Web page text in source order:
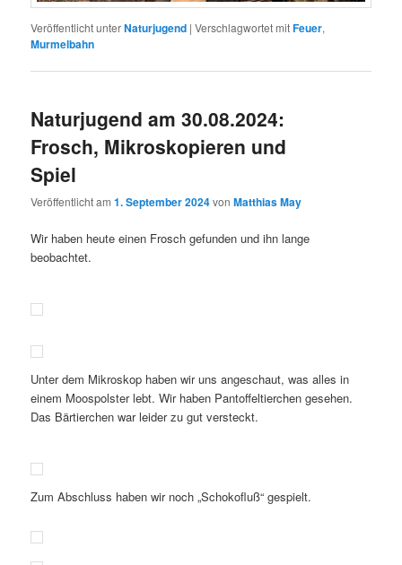
Veröffentlicht unterNaturjugend |Verschlagwortet mitFeuer,
Murmelbahn
Naturjugend am 30.08.2024:
Frosch, Mikroskopieren und
Spiel
Veröffentlicht am1. September 2024vonMatthias May
Wir haben heute einen Frosch gefunden und ihn lange
beobachtet.
Unter dem Mikroskop haben wir uns angeschaut, was alles in
einem Moospolster lebt. Wir haben Pantoffeltierchen gesehen.
Das Bärtierchen war leider zu gut versteckt.
Zum Abschluss haben wir noch „Schokofluß“ gespielt.